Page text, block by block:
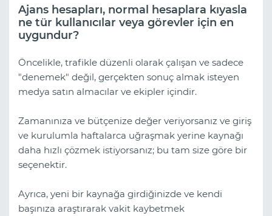
Ajans hesapları, normal hesaplara kıyasla
ne tür kullanıcılar veya görevler için en
uygundur?
Öncelikle, trafikle düzenli olarak çalışan ve sadece
"denemek" değil, gerçekten sonuç almak isteyen
medya satın almacılar ve ekipler içindir.
Zamanınıza ve bütçenize değer veriyorsanız ve giriş
ve kurulumla haftalarca uğraşmak yerine kaynağı
daha hızlı çözmek istiyorsanız; bu tam size göre bir
seçenektir.
Ayrıca, yeni bir kaynağa girdiğinizde ve kendi
başınıza araştırarak vakit kaybetmek